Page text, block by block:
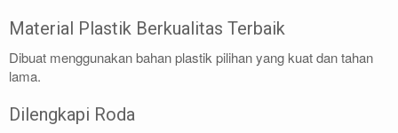
Material Plastik Berkualitas Terbaik
Dibuat menggunakan bahan plastik pilihan yang kuat dan tahan
lama.
Dilengkapi Roda